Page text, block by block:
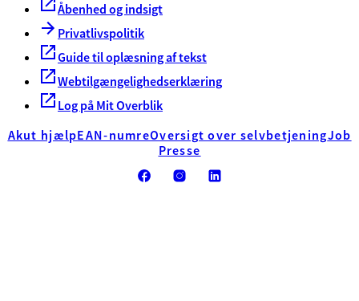
Åbenhed og indsigt
Privatlivspolitik
Guide til oplæsning af tekst
Webtilgængelighedserklæring
Log på Mit Overblik
Akut hjælpEAN-numreOversigt over selvbetjeningJob
Presse